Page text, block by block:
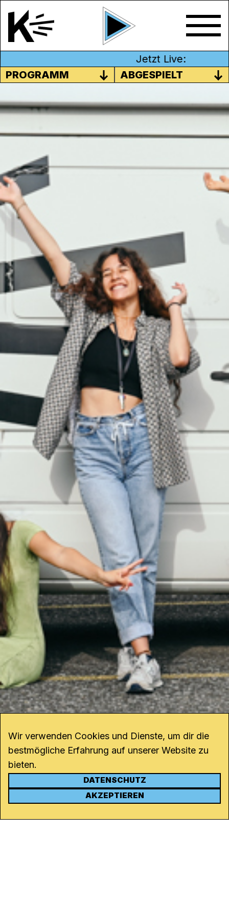
Jetzt Live:
PROGRAMM
ABGESPIELT
JEDE WOCHE „K WIE KULTUR“
& „KOMET“
Seit zwei Wochen sind sich Sascha, Malika,
Angelina, Ruth und Florian bei uns in der
Ausbildungsredaktion am einrichten. Sie
haben bereits erste Radiokurse besucht,
zwei Personen durften zudem am
in Baden zum ersten Mal co-moderieren.
Nun gilt es ernst: Unsere Praktikant*innen
haben ab dem 23. September mit ihren
regulären Sendungen begonnen. Jede
Woche informieren sie über regionale
Kulturveranstaltungen, politische
Diskussionen und spannende
Persönlichkeiten – im
K wie Kultur und im
Komet. Unbedingt einschalten!
K wie Kultur:
Ab dem 23. September immer donnerstags
um 18.30 Uhr und freitags um 12 Uhr.
Komet:
Ab dem 09. Oktober immer freitags um
17.30 Uhr.
KONTAKT
Rohrerstrasse 20
Wir verwenden Cookies und Dienste, um dir die
bestmögliche Erfahrung auf unserer Website zu
bieten.
DATENSCHUTZ
AKZEPTIEREN